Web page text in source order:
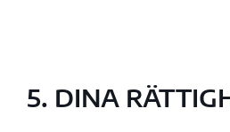
5. DINA